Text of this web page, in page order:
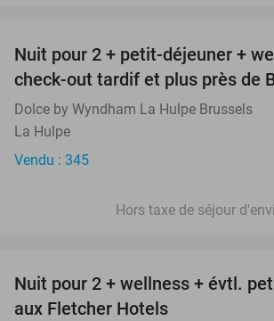
Nuit pour 2 + petit-déjeuner +
check-out tardif et plus près de
Dolce by Wyndham La Hulpe Brussels
La Hulpe
Vendu : 345
Hors taxe de séjour
Nuit pour 2 + wellness + évtl.
aux Fletcher Hotels